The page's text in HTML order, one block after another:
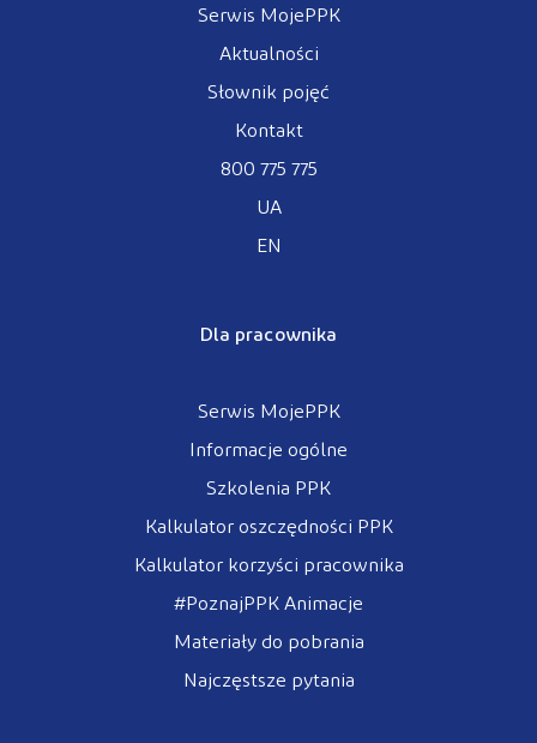
Serwis MojePPK
Aktualności
Słownik pojęć
Kontakt
800 775 775
UA
EN
Dla pracownika
Serwis MojePPK
Informacje ogólne
Szkolenia PPK
Kalkulator oszczędności PPK
Kalkulator korzyści pracownika
#PoznajPPK Animacje
Materiały do pobrania
Najczęstsze pytania